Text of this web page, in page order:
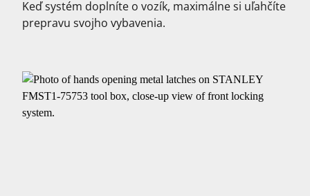
Keď systém doplníte o vozík, maximálne si uľahčíte
prepravu svojho vybavenia.